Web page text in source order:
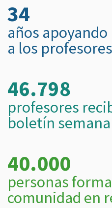
34
años apoyando
a los
46.798
profesores
boletín
40.000
personas
comunidad en